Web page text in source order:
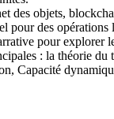
objets,
des
pour
: la théorie du
Capacité